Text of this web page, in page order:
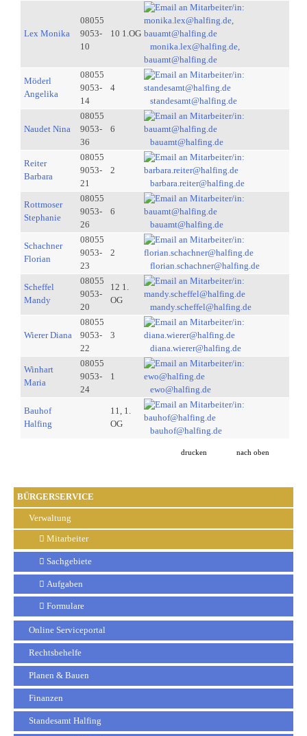
BÜRGERSERVICE
Verwaltung
Mitarbeiter
Sachgebiete
Aufgaben
Formulare
Online Serviceportal
Rechtsbehelfe
Planen & Bauen
Finanzen
Standesamt Halfing
Lex Monika
08055
9053-
10
10 1.OG
monika.lex@halfing.de,
bauamt@halfing.de
Möderl
Angelika
08055
9053-
14
4
standesamt@halfing.de
Naudet Nina
08055
9053-
36
6
bauamt@halfing.de
Reiter
Barbara
08055
9053-
21
2
barbara.reiter@halfing.de
Rottmoser
Stephanie
08055
9053-
26
6
bauamt@halfing.de
Schachner
Florian
08055
9053-
23
2
florian.schachner@halfing.de
Scheffel
Mandy
08055
9053-
20
12 1.
OG
mandy.scheffel@halfing.de
Wierer Diana
08055
9053-
22
3
diana.wierer@halfing.de
Winhart
Maria
08055
9053-
24
1
ewo@halfing.de
Bauhof
Halfing
11, 1.
OG
bauhof@halfing.de
drucken nach oben